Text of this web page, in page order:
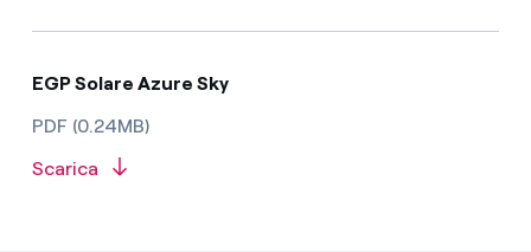
EGP Solare Azure Sky
PDF (0.24MB)
Scarica